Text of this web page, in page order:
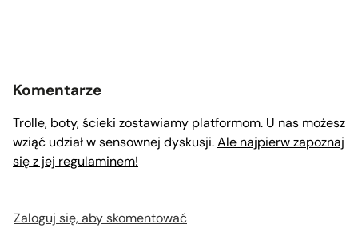
Komentarze
Trolle, boty, ścieki zostawiamy platformom. U nas możesz
wziąć udział w sensownej dyskusji.Ale najpierw zapoznaj
się z jej regulaminem!
Zaloguj się, aby skomentować